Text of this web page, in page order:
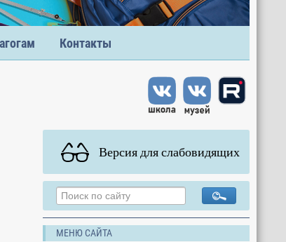
Контакты
Версия для слабовидящих
МЕНЮ САЙТА